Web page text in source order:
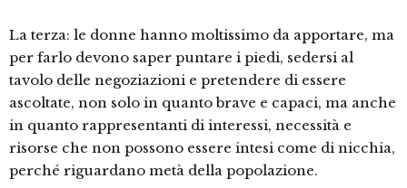
La terza: le donne hanno moltissimo da apportare, ma
per farlo devono saper puntare i piedi, sedersi al
tavolo delle negoziazioni e pretendere di essere
ascoltate, non solo in quanto brave e capaci, ma anche
in quanto rappresentanti di interessi, necessità e
risorse che non possono essere intesi come di nicchia,
perché riguardano metà della popolazione.